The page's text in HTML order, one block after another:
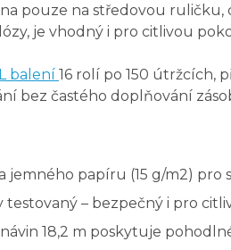
pouze na středovou
je vhodný i pro citlivou
balení 16 rolí po 150 útržcích,
bez častého doplňování
jemného papíru (15 g/m2)
testovaný – bezpečný i pro
18,2 m poskytuje